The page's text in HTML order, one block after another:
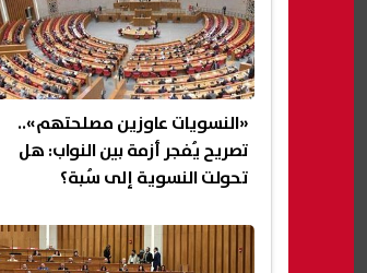
«النسويات عاوزين مصلحتهم»..
تصريح يُفجر أزمة بين النواب: هل
تحولت النسوية إلى سُبة؟